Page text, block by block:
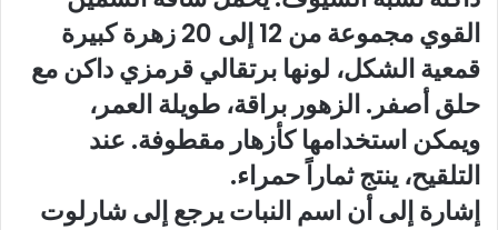
القوي مجموعة من 12 إلى 20 زهرة كبيرة
قمعية الشكل، لونها برتقالي قرمزي داكن مع
حلق أصفر. الزهور براقة، طويلة العمر،
ويمكن استخدامها كأزهار مقطوفة. عند
التلقيح، ينتج ثماراً حمراء.
إشارة إلى أن اسم النبات يرجع إلى شارلوت